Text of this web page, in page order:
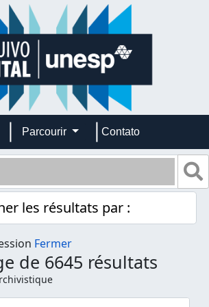
Parcourir Contato
les résultats par :
Fermer
de 6645 résultats